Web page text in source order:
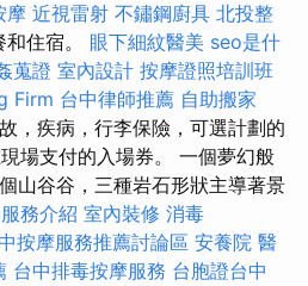
摩 近視雷射 不鏽鋼廚具 北投整
住宿。 眼下細紋醫美 seo是什
蒐證 室內設計 按摩證照培訓班
Firm 台中律師推薦 自助搬家
，疾病，行李保險，可選計劃的
場支付的入場券。 一個夢幻般
山谷谷，三種岩石形狀主導著景
務介紹 室內裝修 消毒
按摩服務推薦討論區 安養院 醫
台中排毒按摩服務 台胞證台中